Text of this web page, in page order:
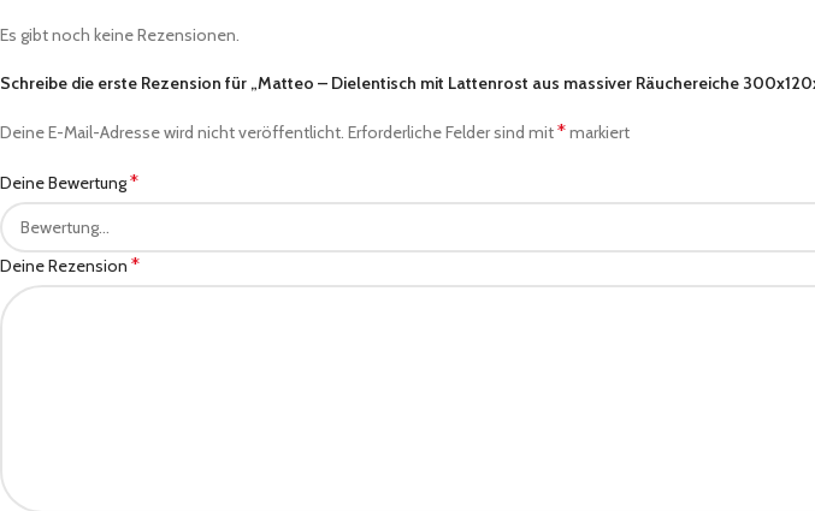
Es gibt noch keine Rezensionen.
Schreibe die erste Rezension für „Matteo – Dielentisch mit Lattenrost aus massiver Räuchereiche
Deine E-Mail-Adresse wird nicht veröffentlicht. Erforderliche Felder sind mit*markiert
Deine Bewertung*
Deine Rezension *